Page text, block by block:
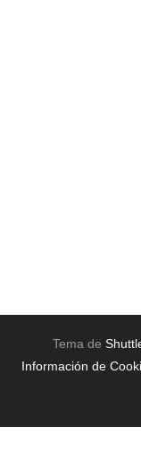
Tema de
Información de